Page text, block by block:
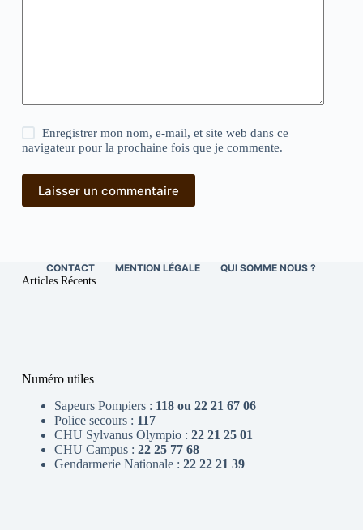
Enregistrer mon nom, e-mail, et site web dans ce
navigateur pour la prochaine fois que je commente.
Laisser un commentaire
CONTACT MENTION LÉGALE QUI SOMME NOUS ?
Articles Récents
Numéro utiles
Sapeurs Pompiers : 118 ou 22 21 67 06
Police secours : 117
CHU Sylvanus Olympio : 22 21 25 01
CHU Campus : 22 25 77 68
Gendarmerie Nationale : 22 22 21 39